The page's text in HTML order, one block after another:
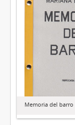
Memoria del barro